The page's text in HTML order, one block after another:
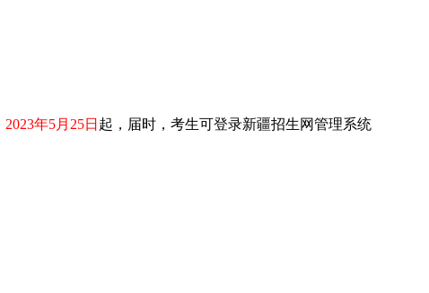
2023年5月25日 起，届时，考生可登录新疆招生网管理系统